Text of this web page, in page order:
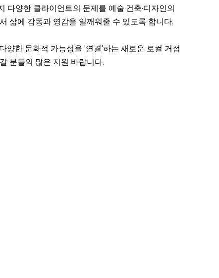
양한 클라이언트의 문제를 예술·건축·디자인의
삶에 감동과 영감을 일깨워줄 수 있도록 합니다.
한 문화적 가능성을 '연결'하는 새로운 로컬 거점
분들의 많은 지원 바랍니다.